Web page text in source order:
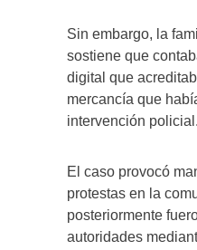
Sin embargo, la
sostiene que
digital que
mercancía que
intervención policial.
El caso provocó
protestas en la
posteriormente
autoridades